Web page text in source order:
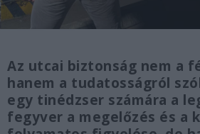
Az utcai biztonság nem a
hanem a tudatosságról
egy tinédzser számára a
fegyver a megelőzés és a